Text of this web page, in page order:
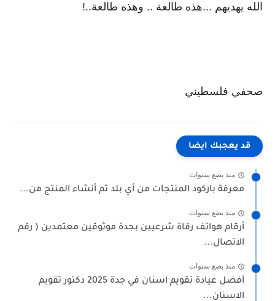
الله يهديهم ...هذه طالعة .. وهذه طالعة..!
صحفي فلسطيني
قد يعجبك ايضا
منذ بضع سنوات
معرفة باركود المنتجات من أي بلد تم أنشاء المنتج من...
منذ بضع سنوات
أرقام هواتف رقاة شرعيين بجدة موثوقين معتمدين ( رقم
الاتصال...
منذ بضع سنوات
أفضل عيادة تقويم اسنان في جدة 2025 دكتور تقويم
الاسنان...